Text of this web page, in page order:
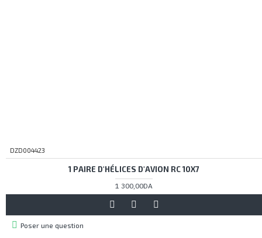
DZD004423
1 PAIRE D'HÉLICES D'AVION RC 10X7
1 300,00DA
Poser une question